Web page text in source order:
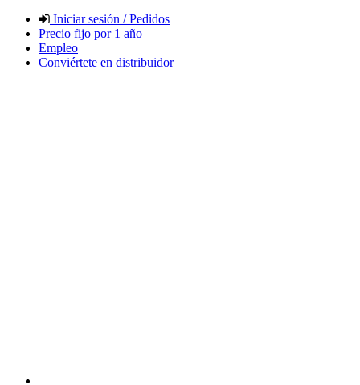
Iniciar sesión / Pedidos
Precio fijo por 1 año
Empleo
Conviértete en distribuidor